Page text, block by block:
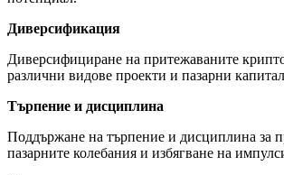
Диверсификация
Диверсифициране на притежаваните
различни видове проекти и пазарни
Търпение и дисциплина
Поддържане на търпение и дисциплина за
пазарните колебания и избягване на